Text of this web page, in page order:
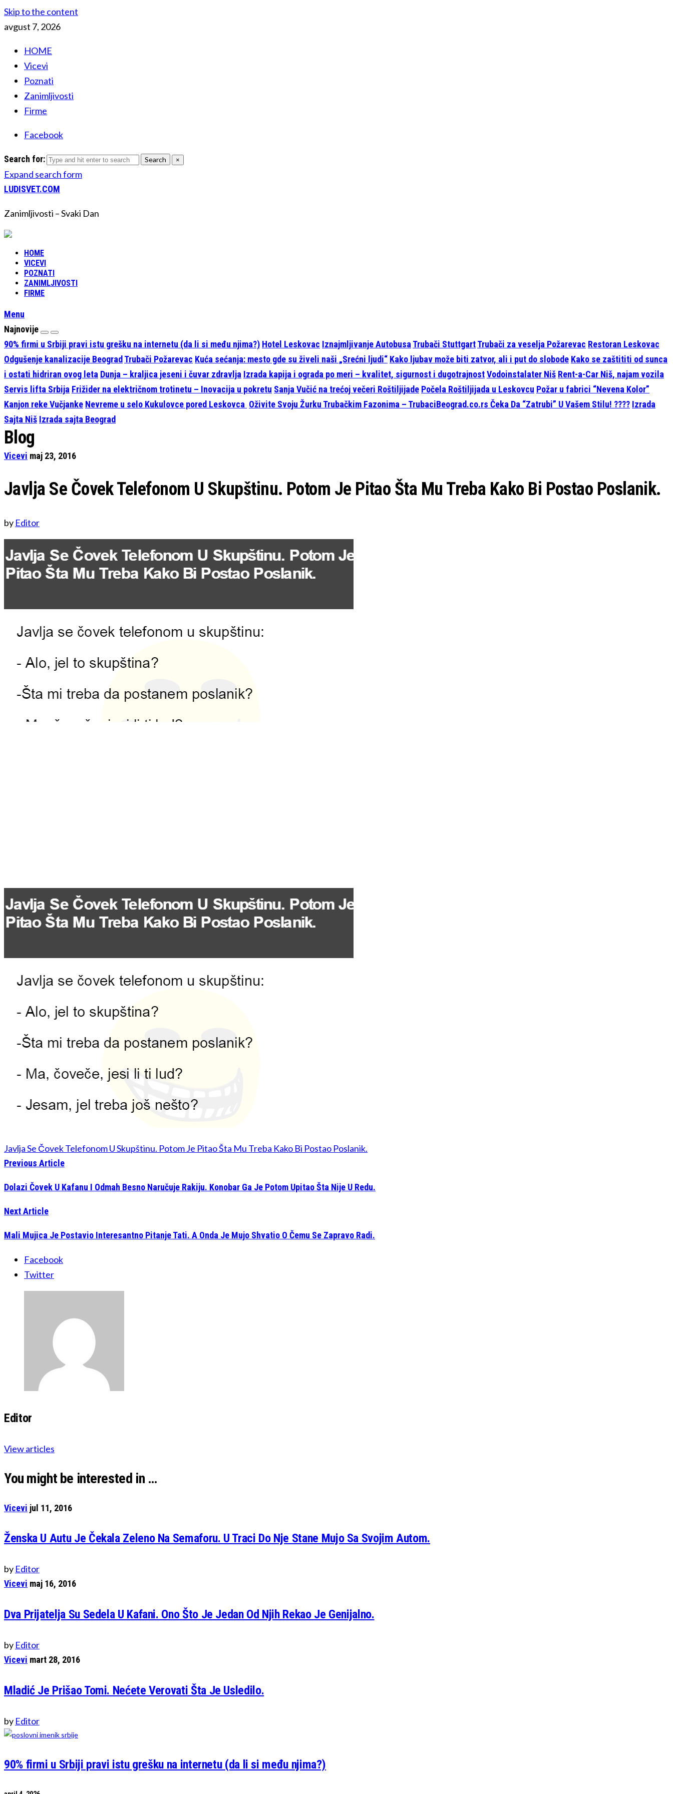
Skip to the content
avgust 7, 2026
HOME
Vicevi
Poznati
Zanimljivosti
Firme
Facebook
Search for: Search ×
Expand search form
LUDISVET.COM
Zanimljivosti – Svaki Dan
HOME
VICEVI
POZNATI
ZANIMLJIVOSTI
FIRME
Menu
Najnovije
90% firmi u Srbiji pravi istu grešku na internetu (da li si među njima?) Hotel Leskovac Iznajmljivanje Autobusa Trubači StuttgartTrubači za veselja Požarevac Restoran Leskovac
Odgušenje kanalizacije Beograd Trubači Požarevac Kuća sećanja: mesto gde su živeli naši „Srećni ljudi“ Kako ljubav može biti zatvor, ali i put do slobode Kako se zaštititi od sunca
i ostati hidriran ovog leta Dunja – kraljica jeseni i čuvar zdravlja Izrada kapija i ograda po meri – kvalitet, sigurnost i dugotrajnostVodoinstalater Niš Rent-a-Car Niš, najam vozila
Servis lifta Srbija Frižider na električnom trotinetu – Inovacija u pokretu Sanja Vučić na trećoj večeri Roštiljijade Počela Roštiljijada u Leskovcu Požar u fabrici “Nevena Kolor”
Kanjon reke Vučjanke Nevreme u selo Kukulovce pored Leskovca Oživite Svoju Žurku Trubačkim Fazonima – TrubaciBeograd.co.rs Čeka Da “Zatrubi” U Vašem Stilu! ???? Izrada
Sajta Niš Izrada sajta Beograd
Blog
Vicevi maj 23, 2016
Javlja Se Čovek Telefonom U Skupštinu. Potom Je Pitao Šta Mu Treba Kako Bi Postao Poslanik.
by Editor
Javlja Se Čovek Telefonom U Skupštinu. Potom Je Pitao Šta Mu Treba Kako Bi Postao Poslanik.
Previous Article
Dolazi Čovek U Kafanu I Odmah Besno Naručuje Rakiju. Konobar Ga Je Potom Upitao Šta Nije U Redu.
Next Article
Mali Mujica Je Postavio Interesantno Pitanje Tati. A Onda Je Mujo Shvatio O Čemu Se Zapravo Radi.
Facebook
Twitter
Editor
View articles
You might be interested in …
Vicevi jul 11, 2016
Ženska U Autu Je Čekala Zeleno Na Semaforu. U Traci Do Nje Stane Mujo Sa Svojim Autom.
by Editor
Vicevi maj 16, 2016
Dva Prijatelja Su Sedela U Kafani. Ono Što Je Jedan Od Njih Rekao Je Genijalno.
by Editor
Vicevi mart 28, 2016
Mladić Je Prišao Tomi. Nećete Verovati Šta Je Usledilo.
by Editor
90% firmi u Srbiji pravi istu grešku na internetu (da li si među njima?)